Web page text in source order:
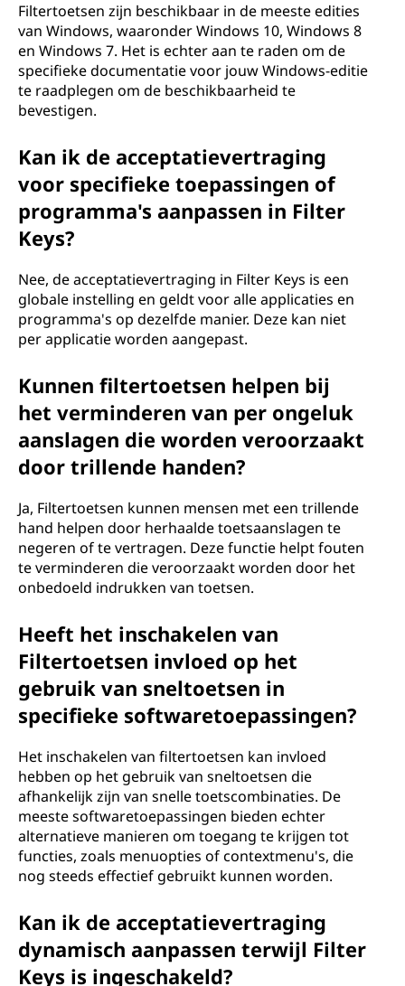
Filtertoetsen zijn beschikbaar in de meeste edities
van Windows, waaronder Windows 10, Windows 8
en Windows 7. Het is echter aan te raden om de
specifieke documentatie voor jouw Windows-editie
te raadplegen om de beschikbaarheid te
bevestigen.
Kan ik de acceptatievertraging
voor specifieke toepassingen of
programma's aanpassen in Filter
Keys?
Nee, de acceptatievertraging in Filter Keys is een
globale instelling en geldt voor alle applicaties en
programma's op dezelfde manier. Deze kan niet
per applicatie worden aangepast.
Kunnen filtertoetsen helpen bij
het verminderen van per ongeluk
aanslagen die worden veroorzaakt
door trillende handen?
Ja, Filtertoetsen kunnen mensen met een trillende
hand helpen door herhaalde toetsaanslagen te
negeren of te vertragen. Deze functie helpt fouten
te verminderen die veroorzaakt worden door het
onbedoeld indrukken van toetsen.
Heeft het inschakelen van
Filtertoetsen invloed op het
gebruik van sneltoetsen in
specifieke softwaretoepassingen?
Het inschakelen van filtertoetsen kan invloed
hebben op het gebruik van sneltoetsen die
afhankelijk zijn van snelle toetscombinaties. De
meeste softwaretoepassingen bieden echter
alternatieve manieren om toegang te krijgen tot
functies, zoals menuopties of contextmenu's, die
nog steeds effectief gebruikt kunnen worden.
Kan ik de acceptatievertraging
dynamisch aanpassen terwijl Filter
Keys is ingeschakeld?